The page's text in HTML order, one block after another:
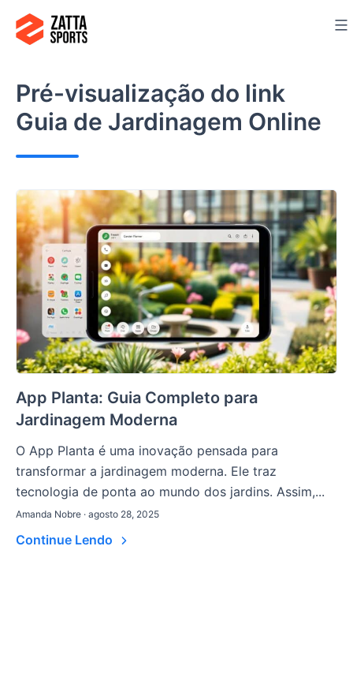
para
conteúdo
Pré-visualização do link
Guia de Jardinagem Online
App Planta: Guia Completo para
Jardinagem Moderna
O App Planta é uma inovação pensada para
transformar a jardinagem moderna. Ele traz
tecnologia de ponta ao mundo dos jardins. Assim,...
Amanda Nobre · agosto 28, 2025
Continue Lendo